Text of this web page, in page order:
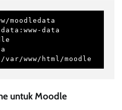
moodledata
data
var/www/html/moodle
untuk Moodle